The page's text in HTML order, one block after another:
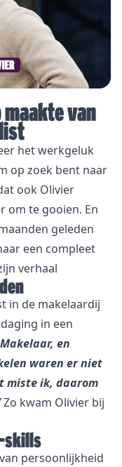
van
het werkgeluk
op zoek bent naar
ook Olivier
om te gooien. En
geleden
een compleet
verhaal
in de makelaardij
in een
en
waren er niet
miste ik, daarom
Zo kwam Olivier bij
skills
persoonlijkheid